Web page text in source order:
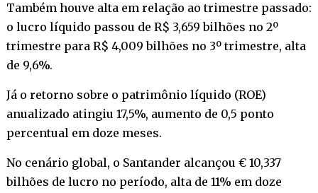
Também houve alta em relação ao trimestre passado:
o lucro líquido passou de R$ 3,659 bilhões no 2º
trimestre para R$ 4,009 bilhões no 3º trimestre, alta
de 9,6%.
Já o retorno sobre o patrimônio líquido (ROE)
anualizado atingiu 17,5%, aumento de 0,5 ponto
percentual em doze meses.
No cenário global, o Santander alcançou € 10,337
bilhões de lucro no período, alta de 11% em doze